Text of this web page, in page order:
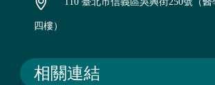
四樓）
相關連結